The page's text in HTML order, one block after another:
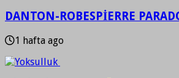
DANTON-ROBESPİERRE
1 hafta ago